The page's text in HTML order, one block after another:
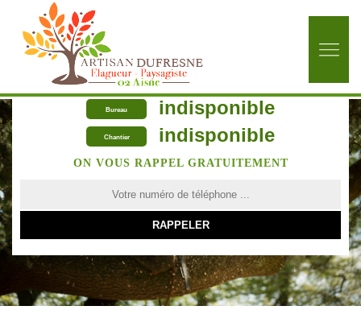
Bureau indisponible
Chantier indisponible
ON VOUS RAPPEL GRATUITEMENT